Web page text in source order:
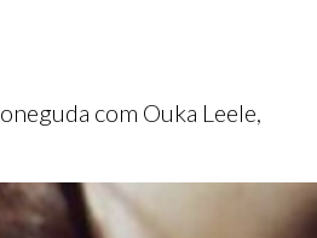
com Ouka Leele,